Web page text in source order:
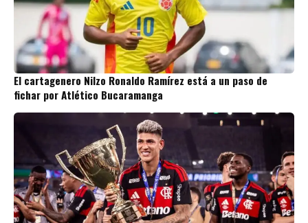
El cartagenero Nilzo Ronaldo Ramírez está a un paso de
fichar por Atlético Bucaramanga